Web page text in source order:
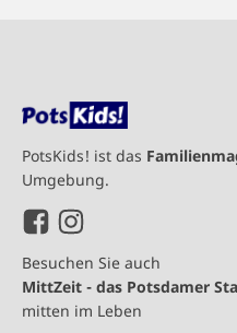
PotsKids! ist das
Umgebung.
Besuchen Sie auch
MittZeit - das Potsdamer
mitten im Leben